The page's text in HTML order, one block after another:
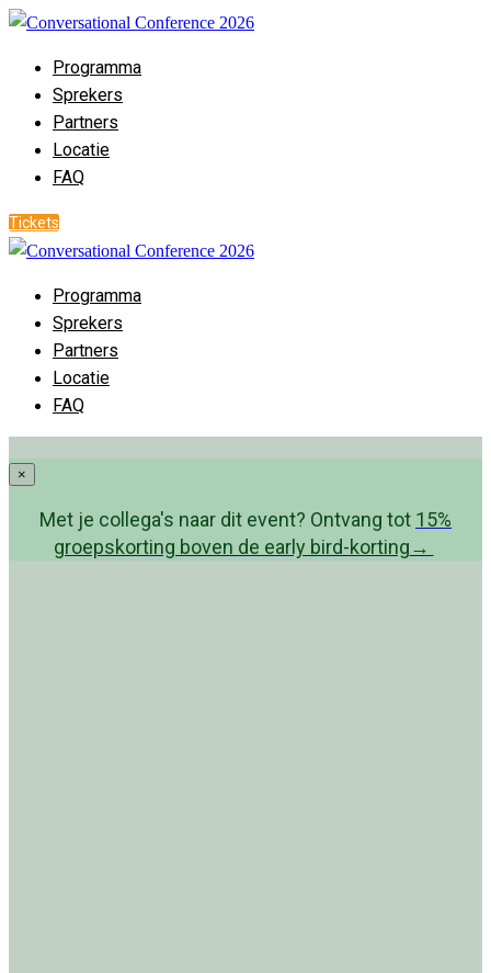
Programma
Sprekers
Partners
Locatie
FAQ
Tickets
Programma
Sprekers
Partners
Locatie
FAQ
×
Met je collega's naar dit event? Ontvang tot 15%
groepskorting boven de early bird-korting→